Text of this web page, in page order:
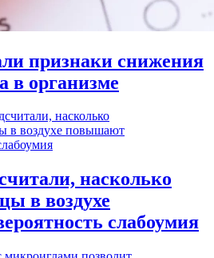
признаки снижения
в организме
насколько
в воздухе
слабоумия